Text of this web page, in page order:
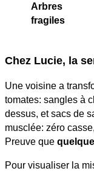
Arbres
fragiles
Chez Lucie, la
Une voisine a
tomates: sangles à
dessus, et sacs de
musclée: zéro
Preuve que
Pour visualiser la